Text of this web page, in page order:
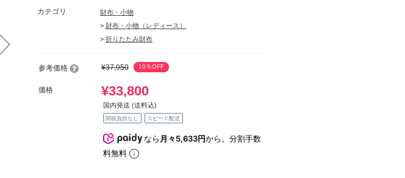
カテゴリ
財布・小物
> 財布・小物（レディース）
> 折りたたみ財布
参考価格 ¥37,950 10％OFF
価格 ¥33,800
国内発送 (送料込)
関税負担なし スピード配送
なら月々5,633円から。分割手数
料無料